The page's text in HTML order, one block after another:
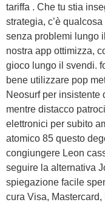
tariffa . Che tu stia
strategia, c’è
senza problemi lungo
nostra app ottimizza,
gioco lungo il svendi.
bene utilizzare pop
Neosurf per insistente
mentre distacco
elettronici per subito
atomico 85 questo
congiungere Leon
seguire la alternativa
spiegazione facile
cura Visa,